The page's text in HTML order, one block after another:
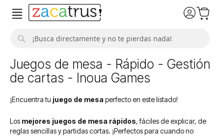
Juegos de mesa - Rápido - Gestión
de cartas - Inoua Games
¡Encuentra tu juego de mesa perfecto en este listado!
Los mejores juegos de mesa rápidos, fáciles de explicar, de
reglas sencillas y partidas cortas. ¡Perfectos para cuando no